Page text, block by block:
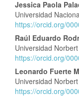
Contenido
principal
del
artículo
Jessica Paola
Universidad
https://orcid.org/
Raúl Eduardo
Universidad
https://orcid.org/
Leonardo Fuerte
Universidad
https://orcid.org/